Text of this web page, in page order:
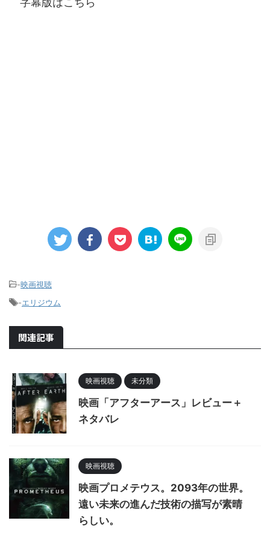
-映画視聴
-エリジウム
関連記事
映画視聴 未分類
映画「アフターアース」レビュー＋
ネタバレ
映画視聴
映画プロメテウス。2093年の世界。
遠い未来の進んだ技術の描写が素晴
らしい。